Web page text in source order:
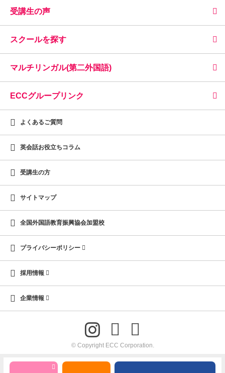
受講生の声
スクールを探す
マルチリンガル(第二外国語)
ECCグループリンク
よくあるご質問
英会話お役立ちコラム
受講生の方
サイトマップ
全国外国語教育振興協会加盟校
プライバシーポリシー
採用情報
企業情報
© Copyright ECC Corporation.